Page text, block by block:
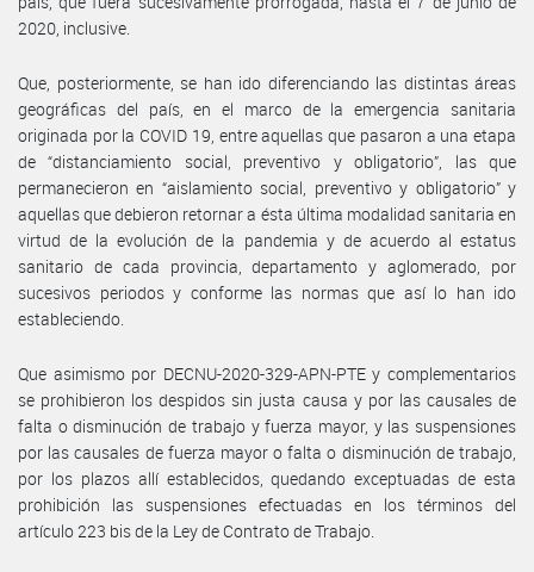
2020, inclusive.
Que, posteriormente, se han ido diferenciando las distintas áreas
geográficas del país, en el marco de la emergencia sanitaria
originada por la COVID 19, entre aquellas que pasaron a una etapa
de “distanciamiento social, preventivo y obligatorio”, las que
permanecieron en “aislamiento social, preventivo y obligatorio” y
aquellas que debieron retornar a ésta última modalidad sanitaria en
virtud de la evolución de la pandemia y de acuerdo al estatus
sanitario de cada provincia, departamento y aglomerado, por
sucesivos periodos y conforme las normas que así lo han ido
estableciendo.
Que asimismo por DECNU-2020-329-APN-PTE y complementarios
se prohibieron los despidos sin justa causa y por las causales de
falta o disminución de trabajo y fuerza mayor, y las suspensiones
por las causales de fuerza mayor o falta o disminución de trabajo,
por los plazos allí establecidos, quedando exceptuadas de esta
prohibición las suspensiones efectuadas en los términos del
artículo 223 bis de la Ley de Contrato de Trabajo.